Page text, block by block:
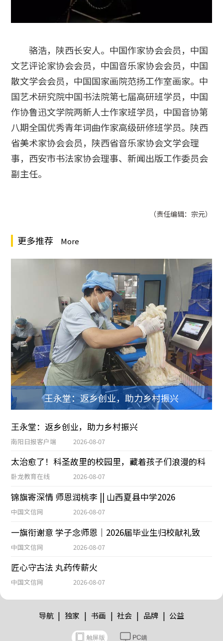
骆浩，陕西长安人。中国作家协会会员，中国
文艺评论家协会会员，中国音乐家协会会员，中国
散文学会会员，中国国家画院范扬工作室画家。中
国艺术研究院中国书法院第七届高研班学员，中国
作协鲁迅文学院两新人士作家班学员，中国音协第
八期全国优秀青年词曲作家高级研修班学员。陕西
省美术家协会会员，陕西省音乐家协会文学会理
事，西安市书法家协会理事、新闻出版工作委员会
副主任。
（责任编辑：宗元）
更多推荐 More
王永堂：返乡创业，助力乡村振兴
王永堂：返乡创业，助力乡村振兴
南阳日报客户端 2026-08-07
太治愈了！科圣故里的校园里，藏着孩子们浪漫的科
卧龙教育在线 2026-08-07
锦旗寄深情 师恩润桃李 || 山西夏县中学2026
中国文信网 2026-08-07
一旗衔谢意 学子念师恩｜2026届毕业生归校献礼致
中国文信网 2026-08-07
匠心守古法 丸药传薪火
中国文信网 2026-08-07
导航 | 独家 | 书画 | 社会 | 品牌 | 公益